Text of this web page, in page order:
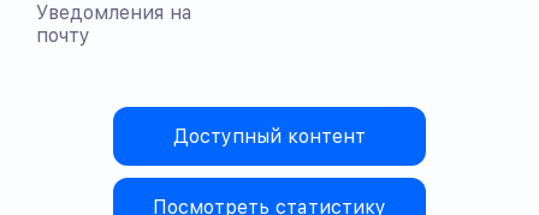
Уведомления на
почту
Доступный контент
Посмотреть статистику